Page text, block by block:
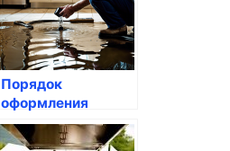
Порядок
оформления
справок о доходах
через Госуслуги